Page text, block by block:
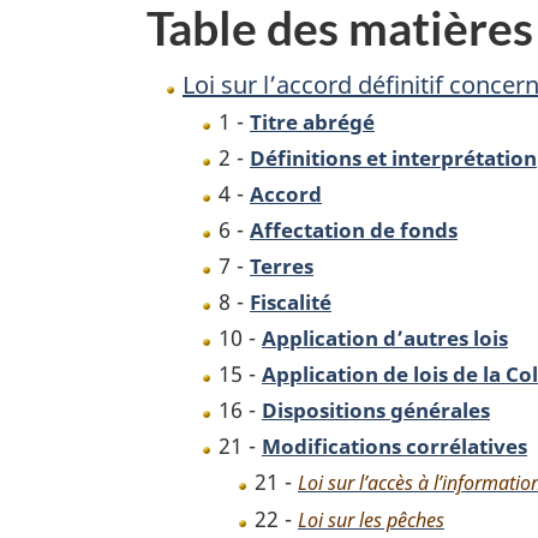
les
Table des matières
Loi sur l’accord définitif
1 - Titre abrégé
2 - Définitions et interprétation
4 - Accord
6 - Affectation de fonds
7 - Terres
8 - Fiscalité
10 - Application d’autres lois
15 - Application de lois de la
16 - Dispositions générales
21 - Modifications corrélatives
21 - Loi sur l’accès à
22 - Loi sur les pêches